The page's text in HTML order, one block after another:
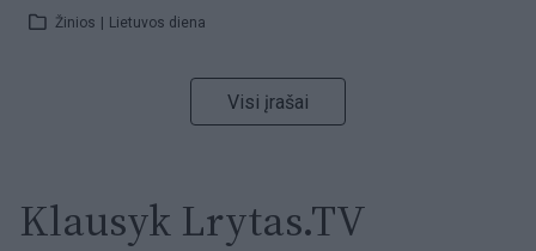
Žinios Lietuvos diena
Visi įrašai
Klausyk Lrytas.TV